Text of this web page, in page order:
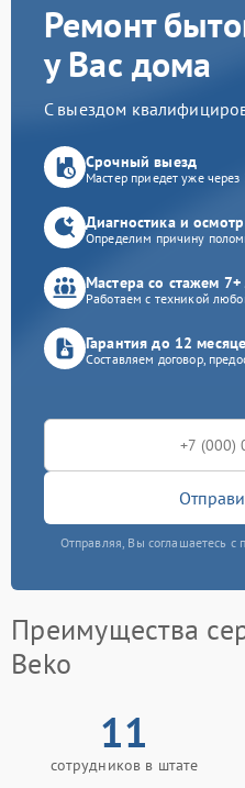
Ремонт
у Вас дома
С выездом
Срочный выезд
Мастер приедет уже
Диагностика и
Определим причину
Мастера со стажем 7+
Работаем с техникой
Гарантия до 12
Составляем договор,
Отправляя, Вы соглашаетесь
Преимущества
Beko
11
сотрудников в штате